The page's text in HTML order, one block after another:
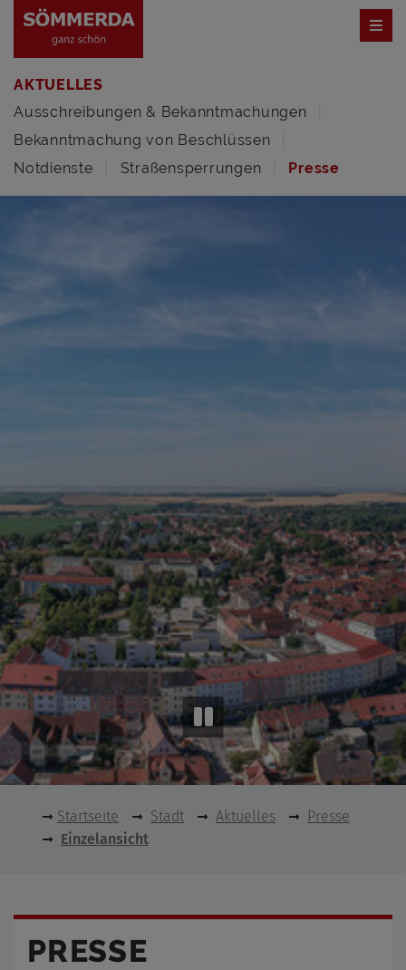
AKTUELLES
Ausschreibungen & Bekanntmachungen
Bekanntmachung von Beschlüssen
Notdienste
Straßensperrungen Presse
Startseite Stadt Aktuelles
Presse
Einzelansicht
PRESSE